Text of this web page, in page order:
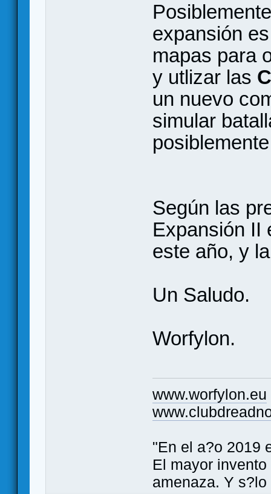
expansión
mapas para
y utlizar las
un nuevo
simular
Según las
Expansión II
este año, y
Un Saludo.
Worfylon.
www.worfylon.eu
"En el a?o 2019
El mayor
amenaza. Y